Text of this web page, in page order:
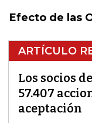
Efecto de las
ARTÍCULO
Los socios
57.407
aceptación